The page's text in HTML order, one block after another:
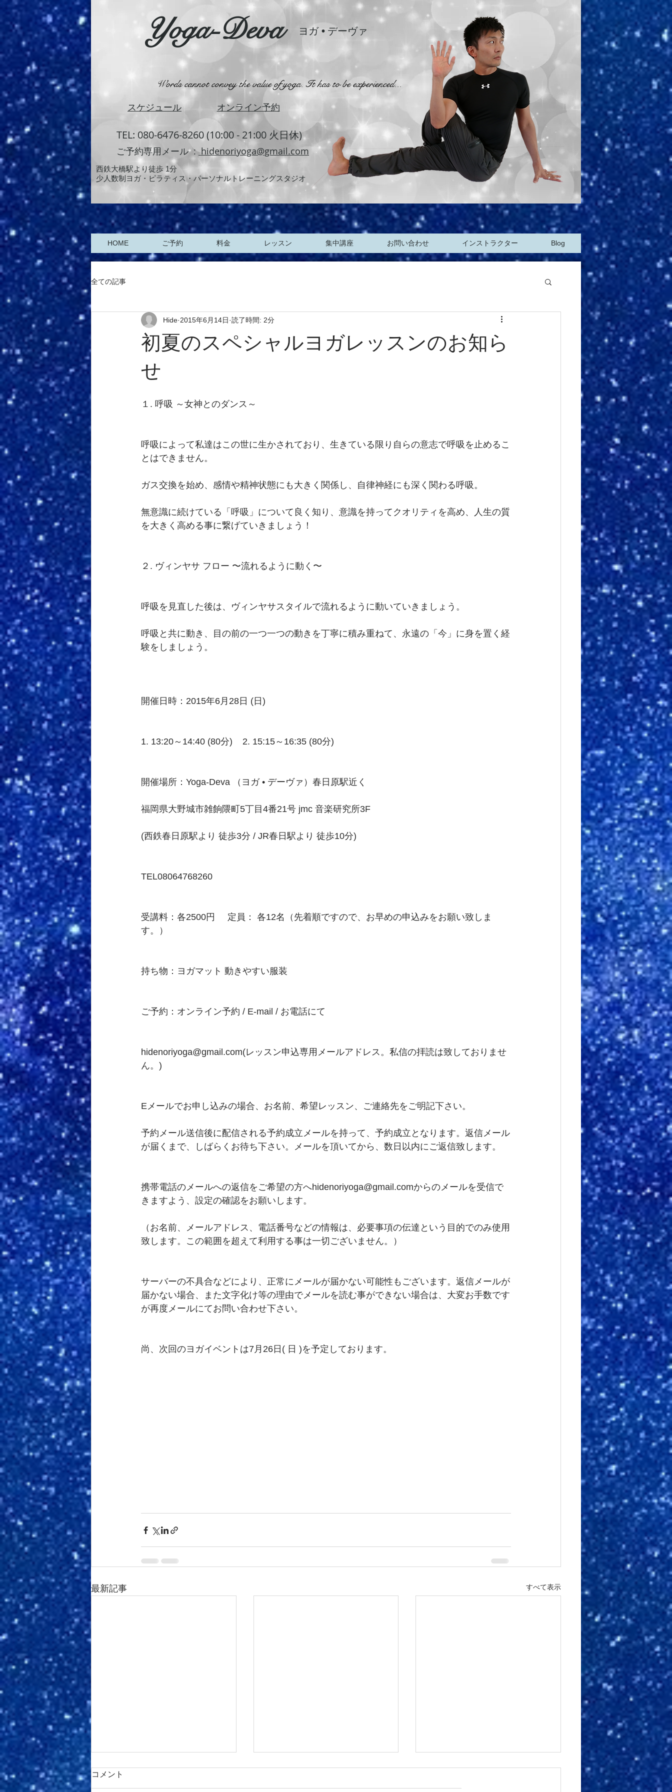
Yoga-Deva ヨガ • デーヴァ
Words cannot convey the value of yoga. It has to be experienced...
​スケジュール オンライン予約
TEL: 080-6476-8260 (10:00 - 21:00 火日休)
ご予約専用メール :hidenoriyoga@gmail.com
西鉄大橋駅より徒歩 1分
少人数制ヨガ・ピラティス・パーソナルトレーニングスタジオ
HOME ご予約 料金 レッスン 集中講座 お問い合わせ インストラクター Blog
全ての記事
初夏のスペシャルヨガレッスンのお知ら
せ
Hide 2015年6月14日 読了時間: 2分
１. 呼吸 ～女神とのダンス～
呼吸によって私達はこの世に生かされており、生きている限り自らの意志で呼吸を止めるこ
とはできません。
ガス交換を始め、感情や精神状態にも大きく関係し、自律神経にも深く関わる呼吸。
無意識に続けている「呼吸」について良く知り、意識を持ってクオリティを高め、人生の質
を大きく高める事に繋げていきましょう！
２. ヴィンヤサ フロー 〜流れるように動く〜
呼吸を見直した後は、ヴィンヤサスタイルで流れるように動いていきましょう。
呼吸と共に動き、目の前の一つ一つの動きを丁寧に積み重ねて、永遠の「今」に身を置く経
験をしましょう。
開催日時：2015年6月28日 (日)
1. 13:20～14:40 (80分)    2. 15:15～16:35 (80分)
開催場所：Yoga-Deva （ヨガ • デーヴァ）春日原駅近く
福岡県大野城市雑餉隈町5丁目4番21号 jmc 音楽研究所3F
(西鉄春日原駅より 徒歩3分 / JR春日駅より 徒歩10分)
TEL08064768260
受講料：各2500円     定員： 各12名（先着順ですので、お早めの申込みをお願い致しま
す。）
持ち物：ヨガマット 動きやすい服装
ご予約：オンライン予約 / E-mail / お電話にて
hidenoriyoga@gmail.com(レッスン申込専用メールアドレス。私信の拝読は致しておりませ
ん。)
Eメールでお申し込みの場合、お名前、希望レッスン、ご連絡先をご明記下さい。
予約メール送信後に配信される予約成立メールを持って、予約成立となります。返信メール
が届くまで、しばらくお待ち下さい。メールを頂いてから、数日以内にご返信致します。
携帯電話のメールへの返信をご希望の方へhidenoriyoga@gmail.comからのメールを受信で
きますよう、設定の確認をお願いします。
（お名前、メールアドレス、電話番号などの情報は、必要事項の伝達という目的でのみ使用
致します。この範囲を超えて利用する事は一切ございません。）
サーバーの不具合などにより、正常にメールが届かない可能性もございます。返信メールが
届かない場合、また文字化け等の理由でメールを読む事ができない場合は、大変お手数です
が再度メールにてお問い合わせ下さい。
尚、次回のヨガイベントは7月26日( 日 )を予定しております。
最新記事 すべて表示
コメント